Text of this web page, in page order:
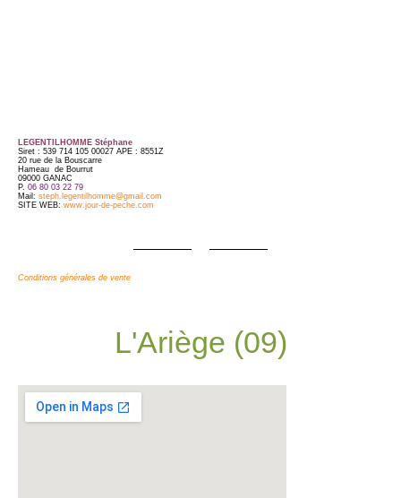
LEGENTILHOMME Stéphane
Siret : 539 714 105 00027 APE : 8551Z
20 rue de la Bouscarre
Hameau de Bourrut
09000 GANAC
P. 06 80 03 22 79
Mail: steph.legentilhomme@gmail.com
SITE WEB: www.jour-de-peche.com
Conditions générales de vente
L'Ariège (09)